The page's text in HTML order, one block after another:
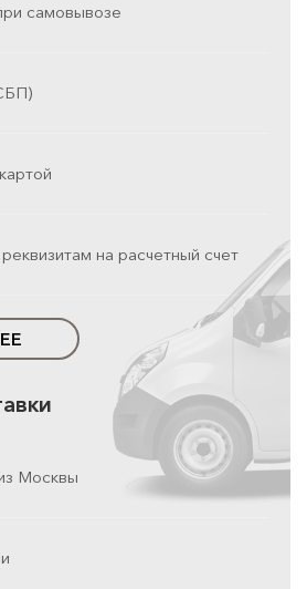
самовывозе
на расчетный счет
Москвы